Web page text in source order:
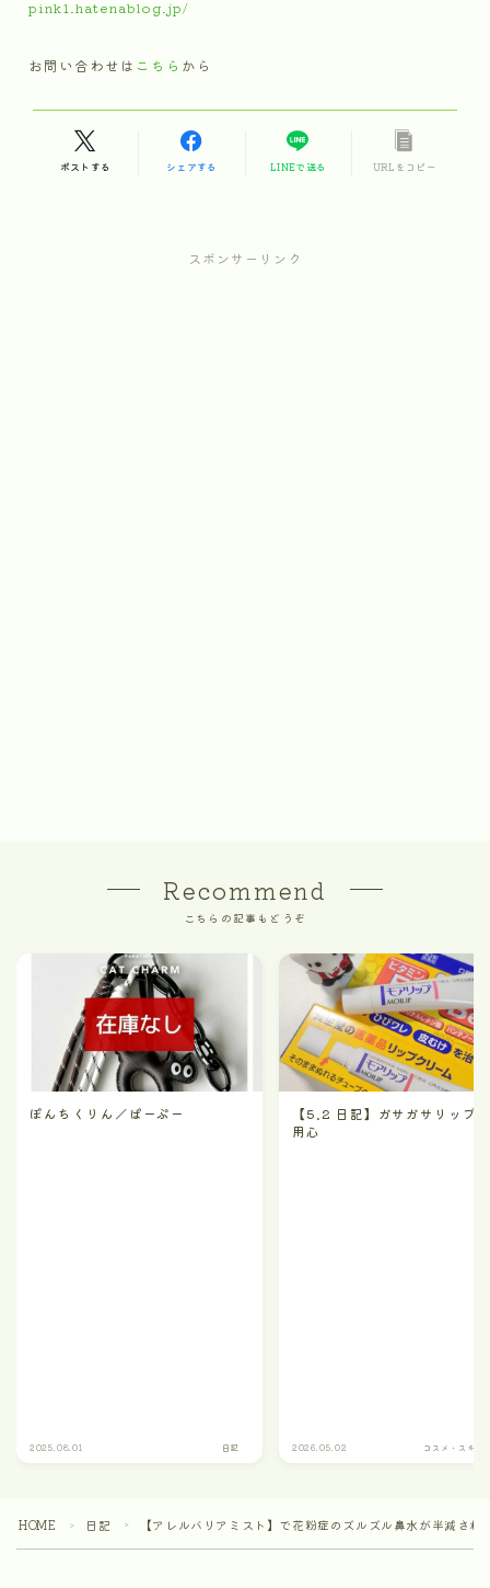
pink1.hatenablog.jp/
お問い合わせは こちら から
ポストする シェアする LINEで送る URLをコピー
スポンサーリンク
Recommend
こちらの記事もどうぞ
ぽんちくりん／ぱーぷー
2025.08.01 日記
【5.2 日記】ガサガサリップ
用心
2026.05.02 コスメ・スキン
HOME ＞ 日記 ＞ 【アレルバリアミスト】で花粉症のズルズル鼻水が半減さ